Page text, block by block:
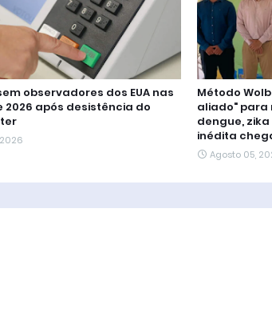
observadores dos EUA nas
2026 após desistência do
Método
aliado" para
dengue,
inédita
Agosto 05,